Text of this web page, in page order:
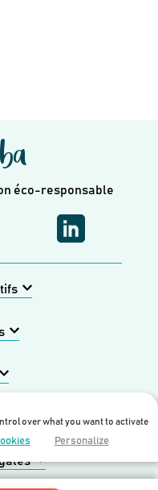
éco-responsable
over what you want to activate
Personalize